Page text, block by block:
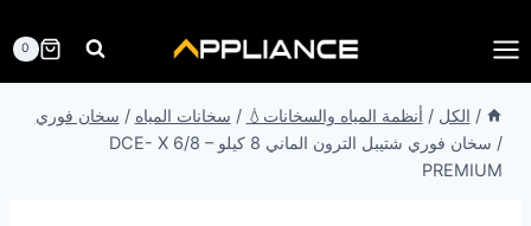
إلى
المحتوى
0
/ الكل / أنظمة المياه والسخانات💧 / سخانات المياه / سخان فوري
/
سخان فوري شتيبل الترون الماني 8 كيلو DCE- X 6/8 –
PREMIUM